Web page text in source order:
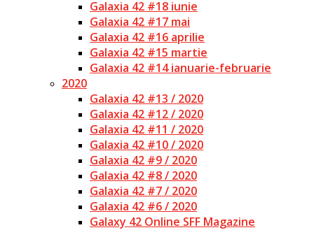
Galaxia 42 #18 iunie
Galaxia 42 #17 mai
Galaxia 42 #16 aprilie
Galaxia 42 #15 martie
Galaxia 42 #14 ianuarie-februarie
2020
Galaxia 42 #13 / 2020
Galaxia 42 #12 / 2020
Galaxia 42 #11 / 2020
Galaxia 42 #10 / 2020
Galaxia 42 #9 / 2020
Galaxia 42 #8 / 2020
Galaxia 42 #7 / 2020
Galaxia 42 #6 / 2020
Galaxy 42 Online SFF Magazine